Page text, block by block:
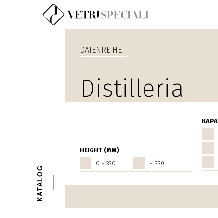
Direkt zum Inhalt
KATALOG
HEIGHT (MM)
0 - 330
+ 330
DATENREIHE
Distilleria
Home